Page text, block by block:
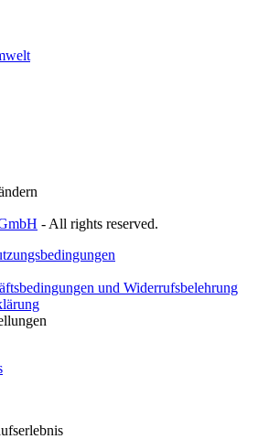
- All rights reserved.
und Widerrufsbelehrung